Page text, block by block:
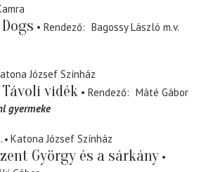
Rendező Bagossy László m.v.
József Színház
Távoli vidék Rendező
Máté Gábor
gyermeke
Katona József Színház
György és a sárkány